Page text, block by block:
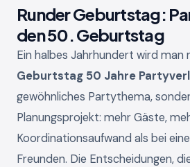
Runder Geburtstag:
den 50. Geburtstag
Ein halbes Jahrhundert wird man
Geburtstag 50 Jahre
gewöhnliches Partythema,
Planungsprojekt: mehr Gäste,
Koordinationsaufwand als bei
Freunden. Die Entscheidungen,